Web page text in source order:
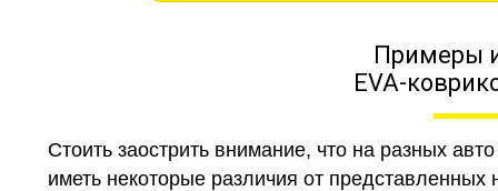
Примеры
EVA-
Стоить заострить внимание, что на разных
иметь некоторые различия от